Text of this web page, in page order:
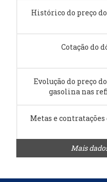
Histórico do preço
Cotação do
Evolução do preço
gasolina nas
Metas e
Mais